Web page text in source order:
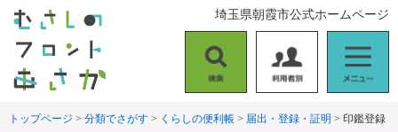
索
用
者
ニ
ュ
埼玉県朝霞市公式ホームページ
トップページ > 分類でさがす > くらしの便利帳 > 届出・登録・証明 > 印鑑登録